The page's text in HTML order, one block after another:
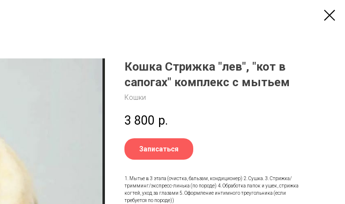
Кошка Стрижка "лев", "кот в
сапогах" комплекс с мытьем
Кошки
3 800 р.
Записаться
1. Мытье в 3 этапа (очистка, бальзам, кондиционер) 2. Сушка. 3. Стрижка/
тримминг/экспресс-линька (по породе) 4. Обработка лапок и ушек, стрижка
когтей, уход за глазами 5. Оформление интимного треугольника (если
требуется по породе))